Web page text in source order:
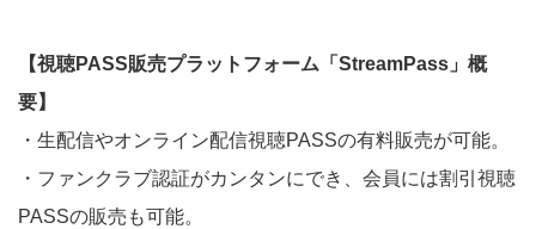
【視聴PASS販売プラットフォーム「StreamPass」概
要】
・生配信やオンライン配信視聴PASSの有料販売が可能。
・ファンクラブ認証がカンタンにでき、会員には割引視聴
PASSの販売も可能。